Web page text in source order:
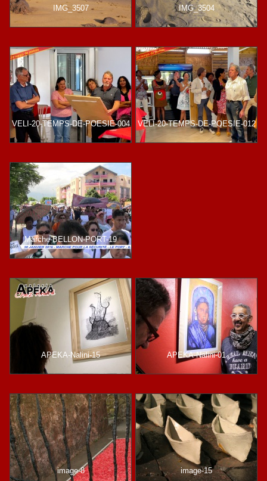
IMG_3507 IMG_3504
VELI-20-TEMPS-DE-POESIE-004 VELI-20-TEMPS-DE-POESIE-012
Marche-BELLON-PORT-19
APEKA-Nalini-15 APEKA-Nalini-01
image-8 image-15